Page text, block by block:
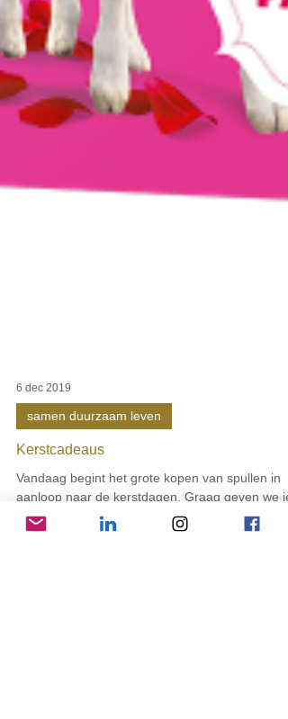
6 dec 2019
samen duurzaam leven
Vandaag begint het grote kopen van spullen in